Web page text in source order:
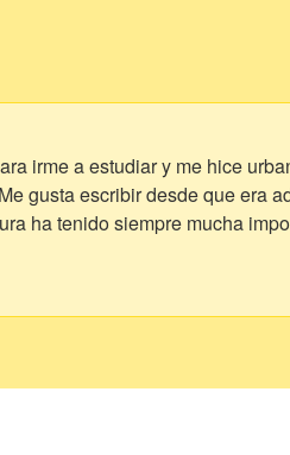
irme a estudiar y me hice
gusta escribir desde que era
ha tenido siempre mucha